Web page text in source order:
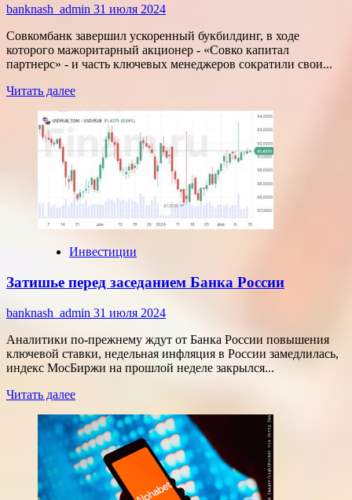
banknash_admin 31 июля 2024
Совкомбанк завершил ускоренный букбилдинг, в ходе
которого мажоритарный акционер - «Совко капитал
партнерс» - и часть ключевых менеджеров сократили свои...
Читать далееПрочитать
о
Совкомбанк
увеличил
количество
акций
в
свободном
обращении
Инвестиции
Затишье перед заседанием Банка России
banknash_admin 31 июля 2024
Аналитики по-прежнему ждут от Банка России повышения
ключевой ставки, недельная инфляция в России замедлилась,
индекс МосБиржи на прошлой неделе закрылся...
Читать далееПрочитать
о
Затишье
перед
заседанием
Банка
России